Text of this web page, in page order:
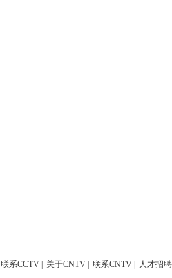
联系CCTV 关于CNTV 联系CNTV 人才招聘